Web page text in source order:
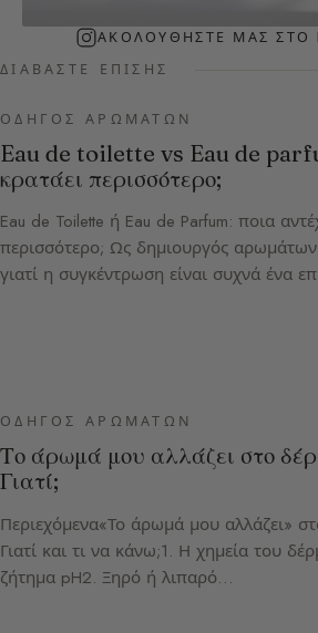
ΑΚΟΛΟΥΘΉΣΤΕ ΜΑΣ ΣΤΟ
ΔΙΑΒΆΣΤΕ ΕΠΊΣΗΣ
ΟΔΗΓΌΣ ΑΡΩΜΆΤΩΝ
Eau de toilette vs Eau de
κρατάει περισσότερο;
Eau de Toilette ή Eau de Parfum: ποια
περισσότερο; Ως δημιουργός
γιατί η συγκέντρωση είναι συχνά ένα
ΟΔΗΓΌΣ ΑΡΩΜΆΤΩΝ
Το άρωμά μου αλλάζει στο
Γιατί;
Περιεχόμενα«Το άρωμά μου αλλάζει»
Γιατί και τι να κάνω;1. Η χημεία του
ζήτημα pH2. Ξηρό ή λιπαρό…